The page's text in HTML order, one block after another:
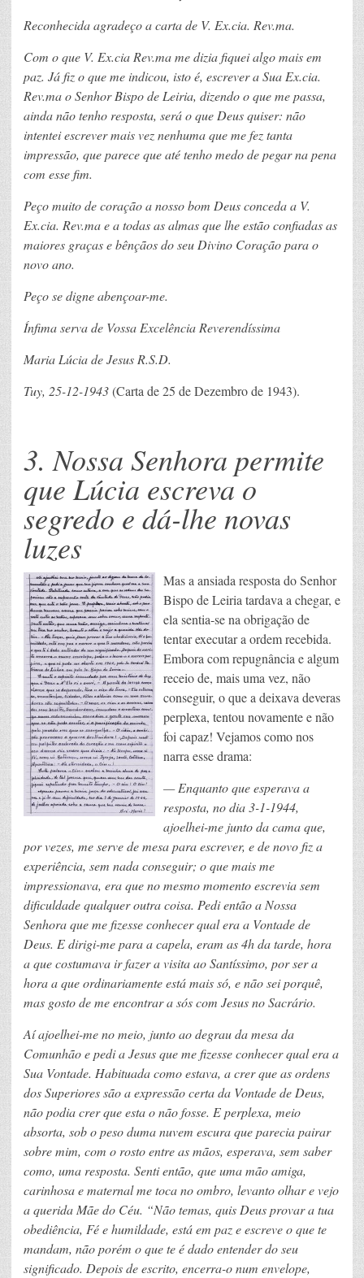
Reconhecida agradeço a carta de V. Ex.cia. Rev.ma.
Com o que V. Ex.cia Rev.ma me dizia fiquei algo mais em
paz. Já fiz o que me indicou, isto é, escrever a Sua Ex.cia.
Rev.ma o Senhor Bispo de Leiria, dizendo o que me passa,
ainda não tenho resposta, será o que Deus quiser: não
intentei escrever mais vez nenhuma que me fez tanta
impressão, que parece que até tenho medo de pegar na pena
com esse fim.
Peço muito de coração a nosso bom Deus conceda a V.
Ex.cia. Rev.ma e a todas as almas que lhe estão confiadas as
maiores graças e bênçãos do seu Divino Coração para o
novo ano.
Peço se digne abençoar-me.
Ínfima serva de Vossa Excelência Reverendíssima
Maria Lúcia de Jesus R.S.D.
Tuy, 25-12-1943(Carta de 25 de Dezembro de 1943).
3. Nossa Senhora permite
que Lúcia escreva o
segredo e dá-lhe novas
luzes
Mas a ansiada resposta do Senhor
Bispo de Leiria tardava a chegar, e
ela sentia-se na obrigação de
tentar executar a ordem recebida.
Embora com repugnância e algum
receio de, mais uma vez, não
conseguir, o que a deixava deveras
perplexa, tentou novamente e não
foi capaz! Vejamos como nos
narra esse drama:
— Enquanto que esperava a
resposta, no dia 3-1-1944,
ajoelhei-me junto da cama que,
por vezes, me serve de mesa para escrever, e de novo fiz a
experiência, sem nada conseguir; o que mais me
impressionava, era que no mesmo momento escrevia sem
dificuldade qualquer outra coisa. Pedi então a Nossa
Senhora que me fizesse conhecer qual era a Vontade de
Deus. E dirigi-me para a capela, eram as 4h da tarde, hora
a que costumava ir fazer a visita ao Santíssimo, por ser a
hora a que ordinariamente está mais só, e não sei porquê,
mas gosto de me encontrar a sós com Jesus no Sacrário.
Aí ajoelhei-me no meio, junto ao degrau da mesa da
Comunhão e pedi a Jesus que me fizesse conhecer qual era a
Sua Vontade. Habituada como estava, a crer que as ordens
dos Superiores são a expressão certa da Vontade de Deus,
não podia crer que esta o não fosse. E perplexa, meio
absorta, sob o peso duma nuvem escura que parecia pairar
sobre mim, com o rosto entre as mãos, esperava, sem saber
como, uma resposta. Senti então, que uma mão amiga,
carinhosa e maternal me toca no ombro, levanto olhar e vejo
a querida Mãe do Céu. “Não temas, quis Deus provar a tua
obediência, Fé e humildade, está em paz e escreve o que te
mandam, não porém o que te é dado entender do seu
significado. Depois de escrito, encerra-o num envelope,